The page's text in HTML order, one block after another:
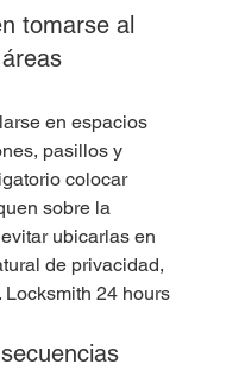
tomarse al
en espacios
pasillos y
colocar
sobre la
ubicarlas en
de privacidad,
24 hours